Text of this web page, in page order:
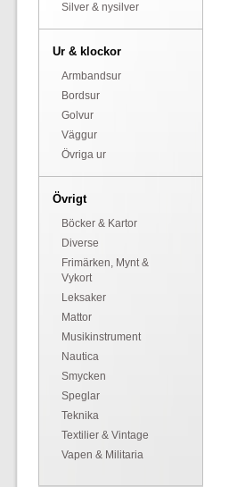
Silver & nysilver
Ur & klockor
Armbandsur
Bordsur
Golvur
Väggur
Övriga ur
Övrigt
Böcker & Kartor
Diverse
Frimärken, Mynt &
Vykort
Leksaker
Mattor
Musikinstrument
Nautica
Smycken
Speglar
Teknika
Textilier & Vintage
Vapen & Militaria